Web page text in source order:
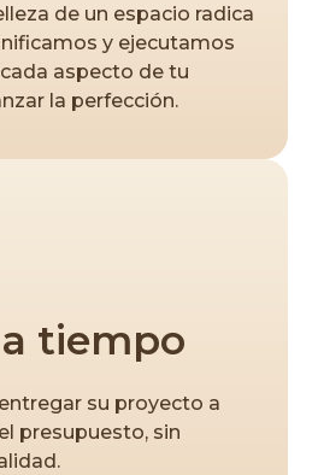
de un espacio radica
y ejecutamos
aspecto de tu
la perfección.
tiempo
su proyecto a
presupuesto, sin